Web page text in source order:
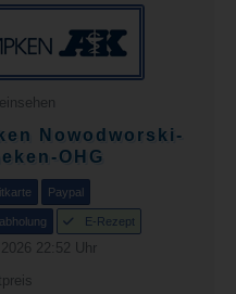
Nowodworski-
OHG
Paypal
E-Rezept
22:52 Uhr